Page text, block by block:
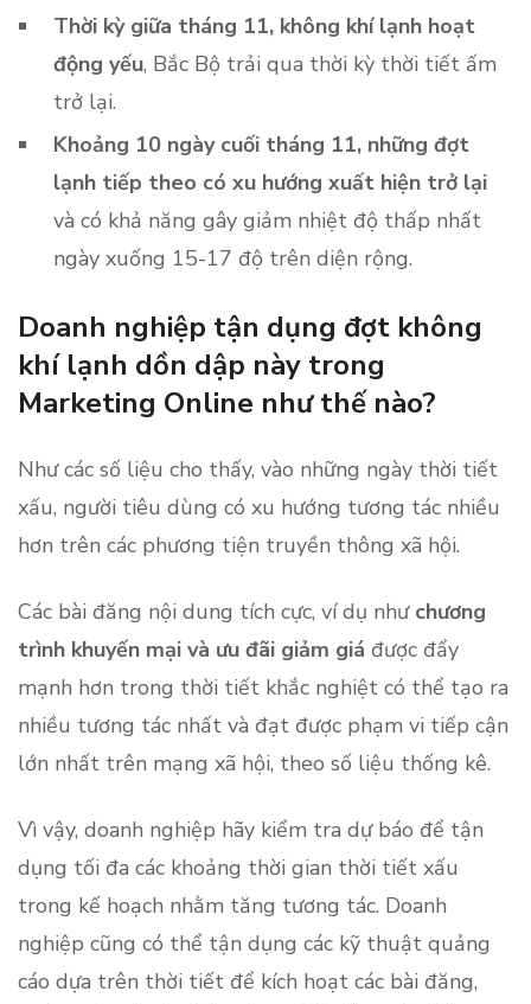
Thời kỳ giữa tháng 11, không khí lạnh hoạt
động yếu, Bắc Bộ trải qua thời kỳ thời tiết ấm
trở lại.
Khoảng 10 ngày cuối tháng 11, những đợt
lạnh tiếp theo có xu hướng xuất hiện trở lại
và có khả năng gây giảm nhiệt độ thấp nhất
ngày xuống 15-17 độ trên diện rộng.
Doanh nghiệp tận dụng đợt không
khí lạnh dồn dập này trong
Marketing Online như thế nào?
Như các số liệu cho thấy, vào những ngày thời tiết
xấu, người tiêu dùng có xu hướng tương tác nhiều
hơn trên các phương tiện truyền thông xã hội.
Các bài đăng nội dung tích cực, ví dụ như chương
trình khuyến mại và ưu đãi giảm giá được đẩy
mạnh hơn trong thời tiết khắc nghiệt có thể tạo ra
nhiều tương tác nhất và đạt được phạm vi tiếp cận
lớn nhất trên mạng xã hội, theo số liệu thống kê.
Vì vậy, doanh nghiệp hãy kiểm tra dự báo để tận
dụng tối đa các khoảng thời gian thời tiết xấu
trong kế hoạch nhằm tăng tương tác. Doanh
nghiệp cũng có thể tận dụng các kỹ thuật quảng
cáo dựa trên thời tiết để kích hoạt các bài đăng,